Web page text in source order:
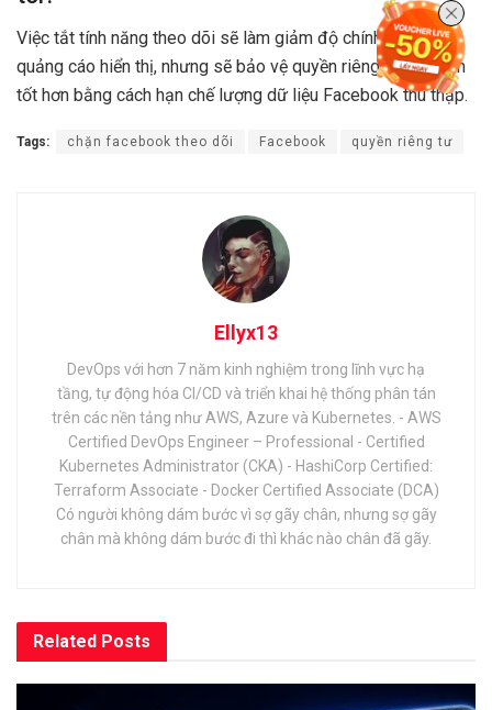
Việc tắt tính năng theo dõi sẽ làm giảm độ chính xác của
quảng cáo hiển thị, nhưng sẽ bảo vệ quyền riêng tư của bạn
tốt hơn bằng cách hạn chế lượng dữ liệu Facebook thu thập.
Tags: chặn facebook theo dõi Facebook quyền riêng tư
Ellyx13
DevOps với hơn 7 năm kinh nghiệm trong lĩnh vực hạ
tầng, tự động hóa CI/CD và triển khai hệ thống phân tán
trên các nền tảng như AWS, Azure và Kubernetes. - AWS
Certified DevOps Engineer – Professional - Certified
Kubernetes Administrator (CKA) - HashiCorp Certified:
Terraform Associate - Docker Certified Associate (DCA)
Có người không dám bước vì sợ gãy chân, nhưng sợ gãy
chân mà không dám bước đi thì khác nào chân đã gãy.
Related Posts